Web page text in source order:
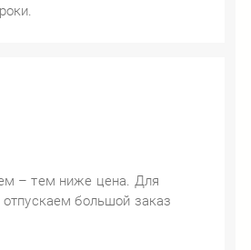
– тем ниже цена. Для
большой заказ